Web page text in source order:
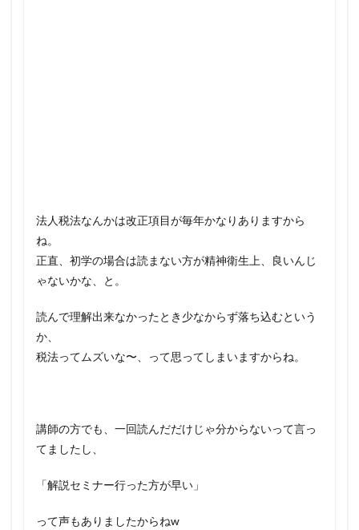
法人税法なんかは改正項目が毎年かなりありますから
ね。
正直、初学の場合は読まない方が精神衛生上、良いんじ
ゃないかな、と。
読んで理解出来なかったとき少なからず落ち込むという
か、
税法ってムズいな〜、って思ってしまいますからね。
講師の方でも、一回読んだだけじゃ分からないって言っ
てましたし、
「解説セミナー行った方が早い」
って声もありましたからねw